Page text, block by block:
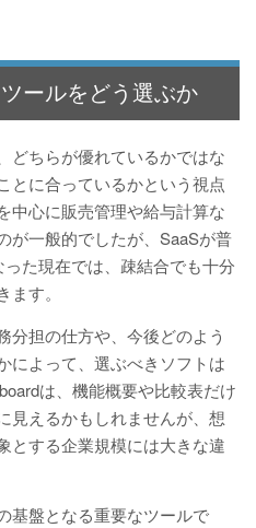
ールをどう選ぶか
どちらが優れているかではな
とに合っているかという視点
中心に販売管理や給与計算な
が一般的でしたが、SaaSが普
た現在では、疎結合でも十分
す。
分担の仕方や、今後どのよう
によって、選ぶべきソフトは
は、機能概要や比較表だけ
見えるかもしれませんが、想
とする企業規模には大きな違
基盤となる重要なツールで